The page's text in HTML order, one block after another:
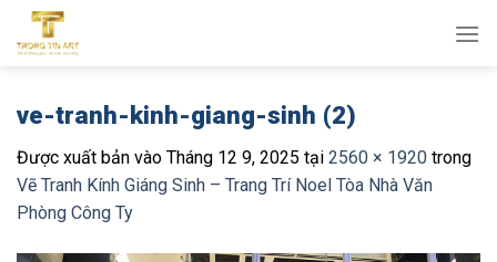
qua
ve-tranh-kinh-giang-sinh (2)
Được xuất bản vào Tháng 12 9, 2025 tại 2560 × 1920 trong
Vẽ Tranh Kính Giáng Sinh – Trang Trí Noel Tòa Nhà Văn
Phòng Công Ty